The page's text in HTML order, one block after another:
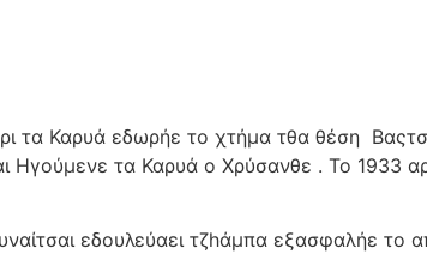
τα Καρυά εδωρήε το χτήμα τθα θέση
Ηγούμενε τα Καρυά ο Χρύσανθε . Το 1933
εδουλεύαει τζhάμπα εξασφαλήε το